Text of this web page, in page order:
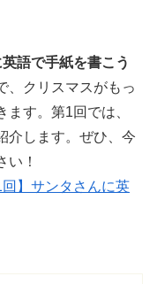
語で手紙を書こう
、クリスマスがもっ
ます。第1回では、
介します。ぜひ、今
い！
回】サンタさんに英